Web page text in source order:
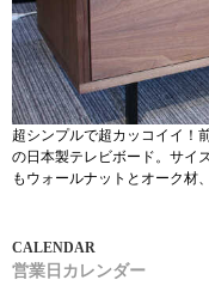
超シンプルで超カッコイイ！
の日本製テレビボード。サイ
もウォールナットとオーク材
営業日カレンダー